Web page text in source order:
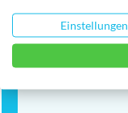
Einstellungen